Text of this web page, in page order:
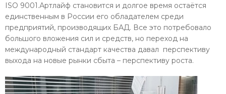
ISO 9001.Артлайф становится и долгое время остаётся
единственным в России его обладателем среди
предприятий, производящих БАД. Все это потребовало
большого вложения сил и средств, но переход на
международный стандарт качества давал перспективу
выхода на новые рынки сбыта – перспективу роста.